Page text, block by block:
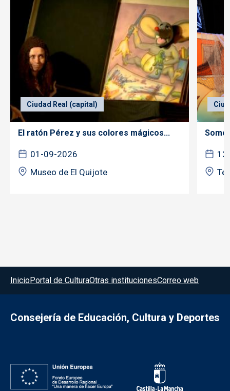
Ciudad Real (capital)
El ratón Pérez y sus colores mágicos...
01-09-2026
Museo de El Quijote
Menú del pie
InicioPortal de CulturaOtras institucionesCorreo web
Consejería de Educación, Cultura y Deportes